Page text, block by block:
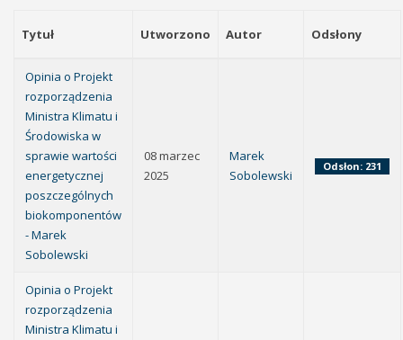
Tytuł Utworzono Autor Odsłony
Opinia o Projekt
rozporządzenia
Ministra Klimatu i
Środowiska w
sprawie wartości
energetycznej
poszczególnych
biokomponentów
- Marek
Sobolewski
08 marzec
2025
Marek
Sobolewski
Odsłon: 231
Opinia o Projekt
rozporządzenia
Ministra Klimatu i